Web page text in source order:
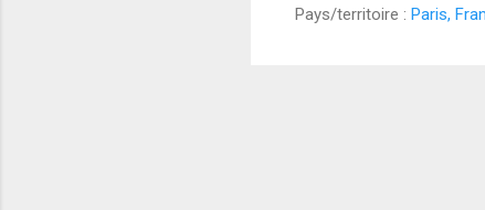
Pays/territoire : Paris,